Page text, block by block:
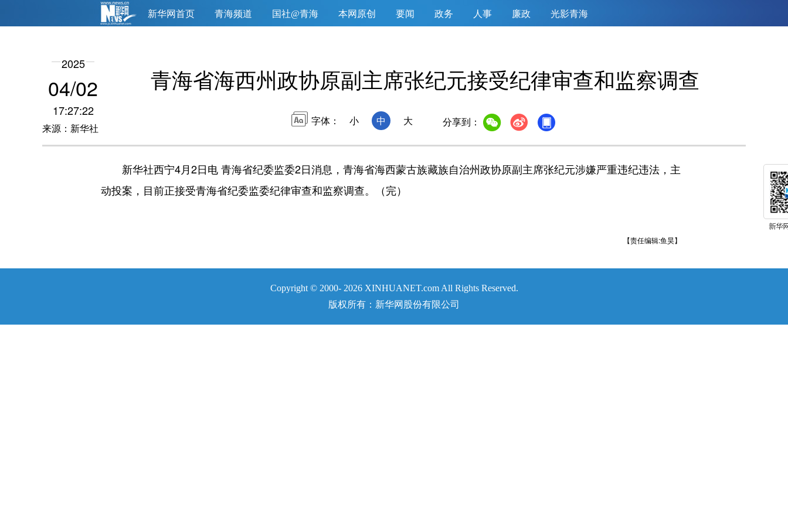
新华网首页 青海频道 国社@青海 本网原创 要闻 政务 人事 廉政 光影青海
2025
04/02
17:27:22
来源：新华社
青海省海西州政协原副主席张纪元接受纪律审查和监察调查
字体： 小 中 大 分享到：
新华社西宁4月2日电 青海省纪委监委2日消息，青海省海西蒙古族藏族自治州政协原副主席张纪元涉嫌严重违纪违法，主
动投案，目前正接受青海省纪委监委纪律审查和监察调查。（完）
【责任编辑:鱼昊】
Copyright © 2000- 2026 XINHUANET.com All Rights Reserved.
版权所有：新华网股份有限公司